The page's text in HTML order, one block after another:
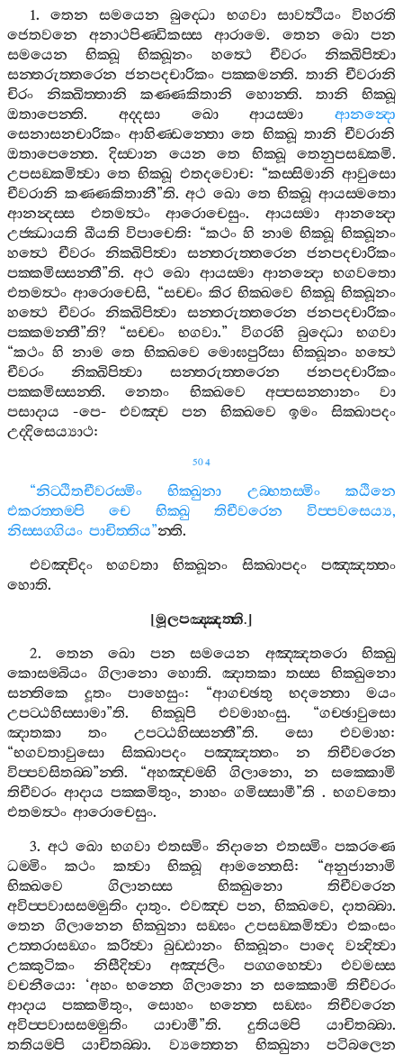
1. තෙන සමයෙන බුද‍්ධො භගවා සාවත්‍ථියං
විහරති
ජෙතවනෙ
අනාථපිණ‍්ඩිකස‍්ස ආරාමෙ. තෙන ඛො
පන
සමයෙන
භික‍්ඛූ භික‍්ඛූනං හත්‍ථෙ චීවරං
නික‍්ඛිපිත්‍වා
සන‍්තරුත‍්තරෙන ජනපදචාරිකං පක‍්කමන‍්ති. තානි චීවරානි
චිරං
නික‍්ඛිත‍්තානි කණ‍්ණකිතානි හොන‍්ති. තානි
භික‍්ඛූ
ඔතාපෙන‍්ති. අද‍්දසා ඛො ආයස‍්මා
ආනන්‍දො
සෙනාසනචාරිකං ආහිණ‍්ඩන‍්තො තෙ භික‍්ඛූ තානි චීවරානි
ඔතාපෙන‍්තෙ.දිස‍්වාන යෙන තෙ භික‍්ඛූ තෙනුපසඞ‍්කමි.
උපසඞ‍්කමිත්‍වා තෙ භික‍්ඛූ එතදවොච: “කස‍්සිමානි ආවුසො
චීවරානි කණ‍්ණකිතානී”ති.අථ ඛො තෙ භික‍්ඛූ ආයස‍්මතො
ආනන්‍දස‍්ස
එතමත්‍ථං ආරොචෙසුං. ආයස‍්මා
ආනන්‍දො
උජ‍්ඣායති ඛීයති විපාචෙති: “කථං හි නාම භික‍්ඛූ භික‍්ඛූනං
හත්‍ථෙ
චීවරං නික‍්ඛිපිත්‍වා සන‍්තරුත‍්තරෙන
ජනපදචාරිකං
පක‍්කමිස‍්සන‍්තී”ති.අථ ඛො ආයස‍්මා ආනන්‍දො භගවතො
එතමත්‍ථං ආරොචෙසි, “සච‍්චං කිර භික‍්ඛවෙ භික‍්ඛූ භික‍්ඛූනං
හත්‍ථෙ
චීවරං නික‍්ඛිපිත්‍වා සන‍්තරුත‍්තරෙන
ජනපදචාරිකං
පක‍්කමන‍්තී”ති? “සච‍්චං භගවා.” විගරහි බුද‍්ධො
භගවා
“කථං හි නාම තෙ භික‍්ඛවෙ මොඝපුරිසා භික‍්ඛූනං හත්‍ථෙ
චීවරං
නික‍්ඛිපිත්‍වා සන‍්තරුත‍්තරෙන
ජනපදචාරිකං
පක‍්කමිස‍්සන‍්ති.නෙතං භික‍්ඛවෙ අප‍්පසන‍්නානං
වා
පසාදාය -පෙ-එවඤ‍්ච පන භික‍්ඛවෙ ඉමං
සික‍්ඛාපදං
උද‍්දිසෙය්‍යාථ:
504
“නිට‍්ඨිතචීවරස‍්මිං භික‍්ඛුනා උබ‍්භතස‍්මිං
කඨිනෙ
එකරත‍්තම‍්පි
චෙ භික‍්ඛු තිචීවරෙන විප‍්පවසෙය්‍ය,
නිස‍්සග‍්ගියං පාචිත‍්තිය”න‍්ති.
එවඤ‍්චිදං
භගවතා භික‍්ඛූනං සික‍්ඛාපදං
පඤ‍්ඤත‍්තං
හොති.
[මූලපඤ‍්ඤත‍්ති.]
2.තෙන ඛො පන සමයෙන අඤ‍්ඤතරො
භික‍්ඛු
කොසම‍්බියං
ගිලානො හොති. ඤාතකා තස‍්ස
භික‍්ඛුනො
සන‍්තිකෙ
දූතං පාහෙසුං: “ආගච‍්ඡතු භදන‍්තො
මයං
උපට‍්ඨහිස‍්සාමා”ති. භික‍්ඛූපි එවමාහංසු. “ගච‍්ඡාවුසො
ඤාතකා
තං උපට‍්ඨහිස‍්සන‍්තී”ති. සො එවමාහ:
“භගවතාවුසො සික‍්ඛාපදං පඤ‍්ඤත‍්තං න
තිචීවරෙන
විප‍්පවසිතබ‍්බ”න‍්ති. “අහඤ‍්චම‍්හි ගිලානො,න
සක‍්කොමි
තිචීවරං ආදාය පක‍්කමිතුං, නාහං ගමිස‍්සාමී”ති .භගවතො
එතමත්‍ථං ආරොචෙසුං.
3. අථ ඛො භගවා එතස‍්මිං නිදානෙ එතස‍්මිං පකරණෙ
ධම‍්මිං
කථං කත්‍වා භික‍්ඛූ ආමන‍්තෙසි: “අනුජානාමි
භික‍්ඛවෙ
ගිලානස‍්ස භික‍්ඛුනො
තිචීවරෙන
අවිප‍්පවාසසම‍්මුතිං දාතුං. එවඤ‍්ච පන, භික‍්ඛවෙ,දාතබ‍්බා.
තෙන
ගිලානෙන භික‍්ඛුනා සඞ‍්ඝං උපසඞ‍්කමිත්‍වා එකංසං
උත‍්තරාසඞ‍්ගං
කරිත්‍වා බුඩ‍්ඪානං භික‍්ඛූනං පාදෙ
වන්‍දිත්‍වා
උක‍්කුටිකං
නිසීදිත්‍වා අඤ‍්ජලිං පග‍්ගහෙත්‍වා
එවමස‍්ස
වචනීයො: ‘අහං භන‍්තෙ ගිලානො න සක‍්කොමි තිචීවරං
ආදාය
පක‍්කමිතුං,සොහං භන‍්තෙ සඞ‍්ඝං
තිචීවරෙන
අවිප‍්පවාසසම‍්මුතිං
යාචාමී”ති. දුතියම‍්පි යාචිතබ‍්බා.
තතියම‍්පි
යාචිතබ‍්බා. ව්‍යත‍්තෙන භික‍්ඛුනා
පටිබලෙන